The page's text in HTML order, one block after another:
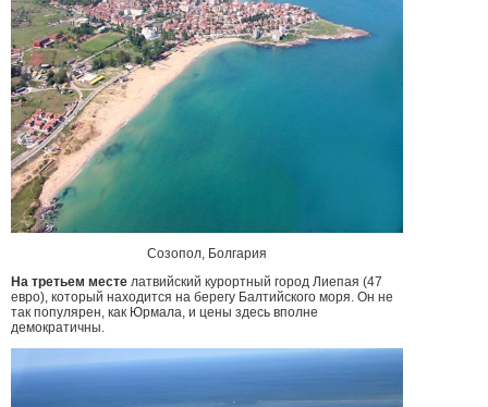
Созопол, Болгария
На третьем месте латвийский курортный город Лиепая (47
евро), который находится на берегу Балтийского моря. Он не
так популярен, как Юрмала, и цены здесь вполне
демократичны.